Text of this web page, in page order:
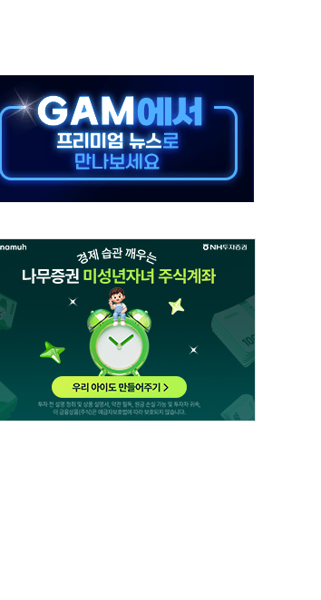
주 연설서 신경전 고조
영"·野 "졸속 국정"
3.5m 높은 물결
응기구 가동